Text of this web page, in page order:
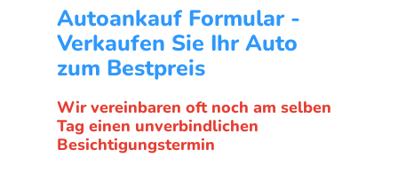
Autoankauf Formular -
Verkaufen Sie Ihr Auto
zum Bestpreis
Wir vereinbaren oft noch am selben
Tag einen unverbindlichen
Besichtigungstermin